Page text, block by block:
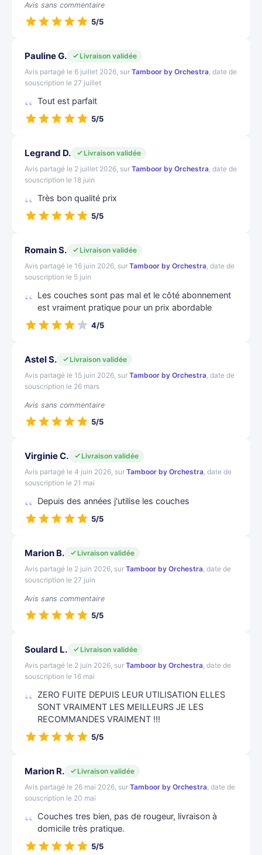
Avis sans commentaire
5/5
Pauline G.
Livraison validée
Avis partagé le 6 juillet 2026, sur Tamboor by Orchestra, date de
souscription le 27 juillet
Tout est parfait
5/5
Legrand D.
Livraison validée
Avis partagé le 2 juillet 2026, sur Tamboor by Orchestra, date de
souscription le 18 juin
Très bon qualité prix
5/5
Romain S.
Livraison validée
Avis partagé le 16 juin 2026, sur Tamboor by Orchestra, date de
souscription le 5 juin
Les couches sont pas mal et le côté abonnement
est vraiment pratique pour un prix abordable
4/5
Astel S.
Livraison validée
Avis partagé le 15 juin 2026, sur Tamboor by Orchestra, date de
souscription le 26 mars
Avis sans commentaire
5/5
Virginie C.
Livraison validée
Avis partagé le 4 juin 2026, sur Tamboor by Orchestra, date de
souscription le 21 mai
Depuis des années j'utilise les couches
5/5
Marion B.
Livraison validée
Avis partagé le 2 juin 2026, sur Tamboor by Orchestra, date de
souscription le 27 juin
Avis sans commentaire
5/5
Soulard L.
Livraison validée
Avis partagé le 2 juin 2026, sur Tamboor by Orchestra, date de
souscription le 16 mai
ZERO FUITE DEPUIS LEUR UTILISATION ELLES
SONT VRAIMENT LES MEILLEURS JE LES
RECOMMANDES VRAIMENT !!!
5/5
Marion R.
Livraison validée
Avis partagé le 26 mai 2026, sur Tamboor by Orchestra, date de
souscription le 20 mai
Couches tres bien, pas de rougeur, livraison à
domicile très pratique.
5/5